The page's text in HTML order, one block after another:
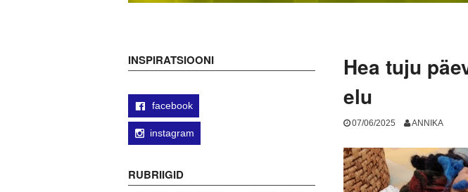
Hea tuju
elu
07/06/2025 ANNIKA
INSPIRATSIOONI
facebook
instagram
RUBRIIGID